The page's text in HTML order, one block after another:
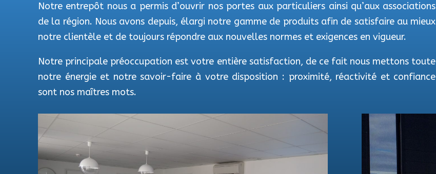
Notre entrepôt nous a permis d’ouvrir nos portes aux particuliers ainsi qu’aux associations
de la région. Nous avons depuis, élargi notre gamme de produits afin de satisfaire au mieux
notre clientèle et de toujours répondre aux nouvelles normes et exigences en vigueur.
Notre principale préoccupation est votre entière satisfaction, de ce fait nous mettons toute
notre énergie et notre savoir-faire à votre disposition : proximité, réactivité et confiance
sont nos maîtres mots.